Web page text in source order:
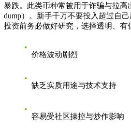
暴跌。此类币种常被用于诈骗与拉高
dump）。新手千万不要投入超过自己
投资前务必做好研究，选择透明、有
价格波动剧烈
缺乏实质用途与技术支持
容易受社区操控与炒作影响